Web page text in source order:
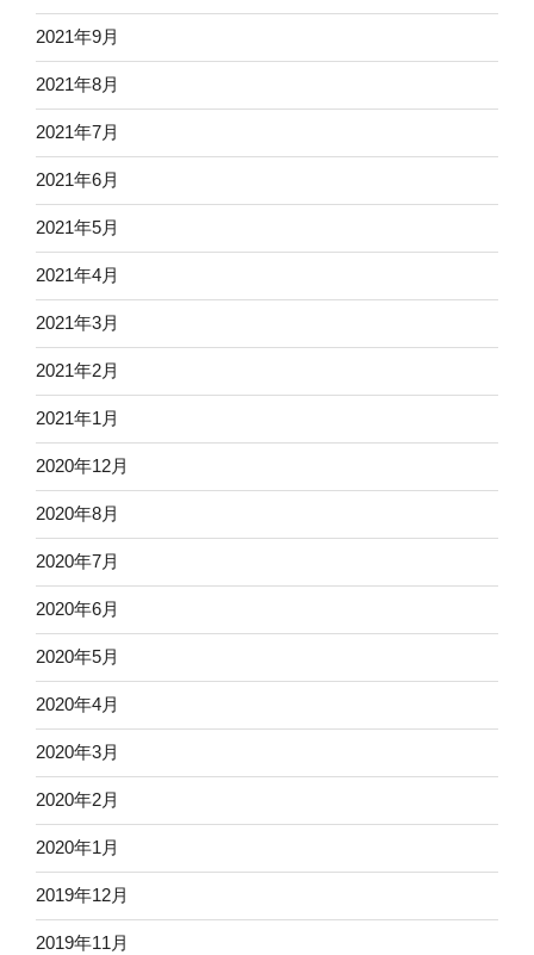
2021年9月
2021年8月
2021年7月
2021年6月
2021年5月
2021年4月
2021年3月
2021年2月
2021年1月
2020年12月
2020年8月
2020年7月
2020年6月
2020年5月
2020年4月
2020年3月
2020年2月
2020年1月
2019年12月
2019年11月